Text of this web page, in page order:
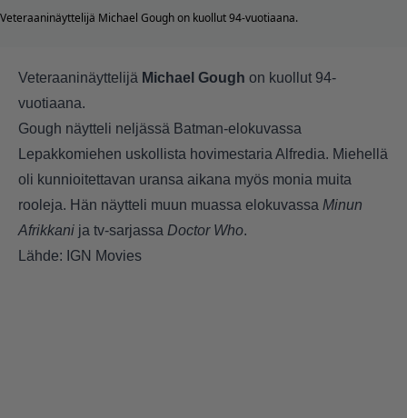
Veteraaninäyttelijä Michael Gough on kuollut 94-vuotiaana.
Veteraaninäyttelijä Michael Gough on kuollut 94-
vuotiaana.
Gough näytteli neljässä Batman-elokuvassa
Lepakkomiehen uskollista hovimestaria Alfredia. Miehellä
oli kunnioitettavan uransa aikana myös monia muita
rooleja. Hän näytteli muun muassa elokuvassa Minun
Afrikkani ja tv-sarjassa Doctor Who.
Lähde: IGN Movies